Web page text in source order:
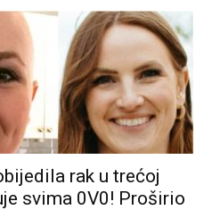
rak u trećoj
svima 0V0! Proširio